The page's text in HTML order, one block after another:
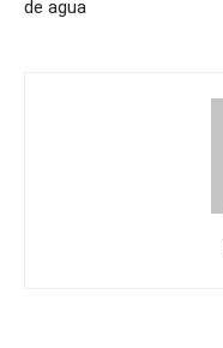
de agua